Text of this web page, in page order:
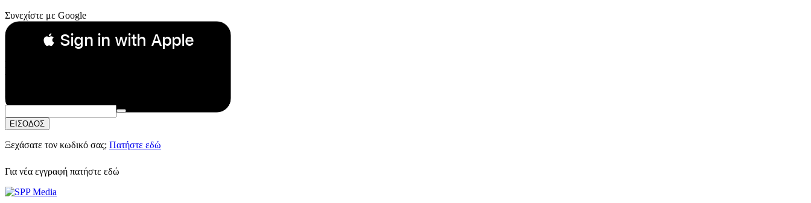
Συνεχίστε με Google
 Sign in with Apple
Συνεχίστε με Apple
ή
Email:
Κωδικός Πρόσβασης:
ΕΙΣΟΔΟΣ
Ξεχάσατε τον κωδικό σας; Πατήστε εδώ
Για νέα εγγραφή πατήστε εδώ